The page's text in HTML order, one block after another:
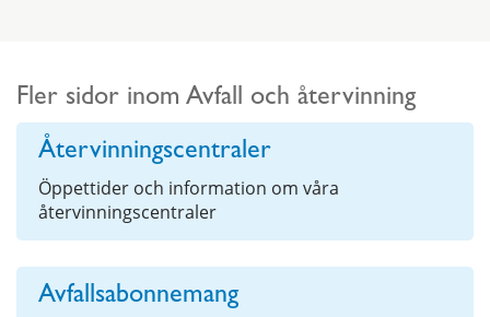
Fler sidor inom Avfall och återvinning
Återvinningscentraler
Öppettider och information om våra
återvinningscentraler
Avfallsabonnemang